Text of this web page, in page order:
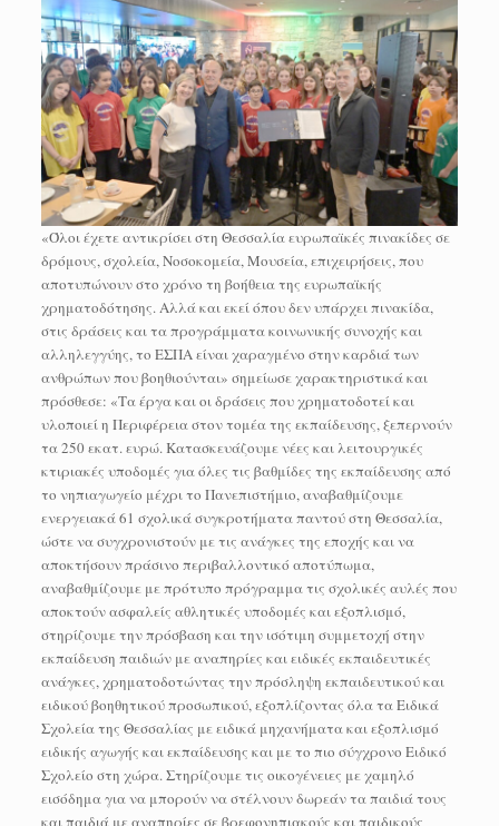
«Όλοι έχετε αντικρίσει στη Θεσσαλία ευρωπαϊκές πινακίδες σε
δρόμους, σχολεία, Νοσοκομεία, Μουσεία, επιχειρήσεις, που
αποτυπώνουν στο χρόνο τη βοήθεια της ευρωπαϊκής
χρηματοδότησης. Αλλά και εκεί όπου δεν υπάρχει πινακίδα,
στις δράσεις και τα προγράμματα κοινωνικής συνοχής και
αλληλεγγύης, το ΕΣΠΑ είναι χαραγμένο στην καρδιά των
ανθρώπων που βοηθιούνται» σημείωσε χαρακτηριστικά και
πρόσθεσε: «Τα έργα και οι δράσεις που χρηματοδοτεί και
υλοποιεί η Περιφέρεια στον τομέα της εκπαίδευσης, ξεπερνούν
τα 250 εκατ. ευρώ. Κατασκευάζουμε νέες και λειτουργικές
κτιριακές υποδομές για όλες τις βαθμίδες της εκπαίδευσης από
το νηπιαγωγείο μέχρι το Πανεπιστήμιο, αναβαθμίζουμε
ενεργειακά 61 σχολικά συγκροτήματα παντού στη Θεσσαλία,
ώστε να συγχρονιστούν με τις ανάγκες της εποχής και να
αποκτήσουν πράσινο περιβαλλοντικό αποτύπωμα,
αναβαθμίζουμε με πρότυπο πρόγραμμα τις σχολικές αυλές που
αποκτούν ασφαλείς αθλητικές υποδομές και εξοπλισμό,
στηρίζουμε την πρόσβαση και την ισότιμη συμμετοχή στην
εκπαίδευση παιδιών με αναπηρίες και ειδικές εκπαιδευτικές
ανάγκες, χρηματοδοτώντας την πρόσληψη εκπαιδευτικού και
ειδικού βοηθητικού προσωπικού, εξοπλίζοντας όλα τα Ειδικά
Σχολεία της Θεσσαλίας με ειδικά μηχανήματα και εξοπλισμό
ειδικής αγωγής και εκπαίδευσης και με το πιο σύγχρονο Ειδικό
Σχολείο στη χώρα. Στηρίζουμε τις οικογένειες με χαμηλό
εισόδημα για να μπορούν να στέλνουν δωρεάν τα παιδιά τους
και παιδιά με αναπηρίες σε βρεφονηπιακούς και παιδικούς